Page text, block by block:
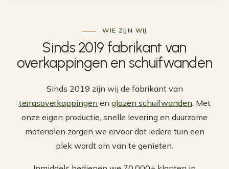
WIE ZIJN WIJ
Sinds 2019 fabrikant van
overkappingen en schuifwanden
Sinds 2019 zijn wij de fabrikant van
terrasoverkappingen en glazen schuifwanden. Met
onze eigen productie, snelle levering en duurzame
materialen zorgen we ervoor dat iedere tuin een
plek wordt om van te genieten.